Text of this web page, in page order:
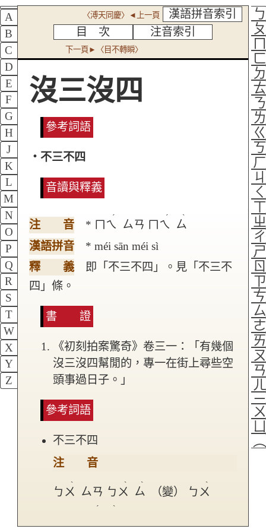
A
B
C
D
E
F
G
H
J
K
L
M
N
O
P
Q
R
S
T
W
X
Y
Z
〈溥天同慶〉◄上一頁
漢語拼音索引
目 次
注音索引
下一頁►〈目不轉瞬〉
沒三沒四
參考詞語
‧不三不四
音讀與釋義
注 音 * ㄇㄟ
ˊ
ㄙㄢ ㄇㄟ
ˊ
ㄙ
ˋ
漢語拼音
* méi sān méi sì
釋 義
即「不三不四」。見「不三不
四」條。
書 證
《初刻拍案驚奇》卷三一：「有幾個
沒三沒四幫閒的，專一在街上尋些空
頭事過日子。」
參考詞語
不三不四
注 音
ㄅㄨ
ˋ
ㄙㄢ ㄅㄨ
ˋ
ㄙ
ˋ
（變） ㄅㄨ
ˋ
ˊ ˋ